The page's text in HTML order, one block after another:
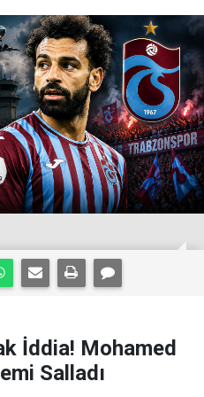
İddia! Mohamed
Salladı